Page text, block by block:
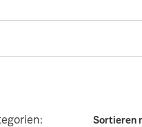
Sortieren